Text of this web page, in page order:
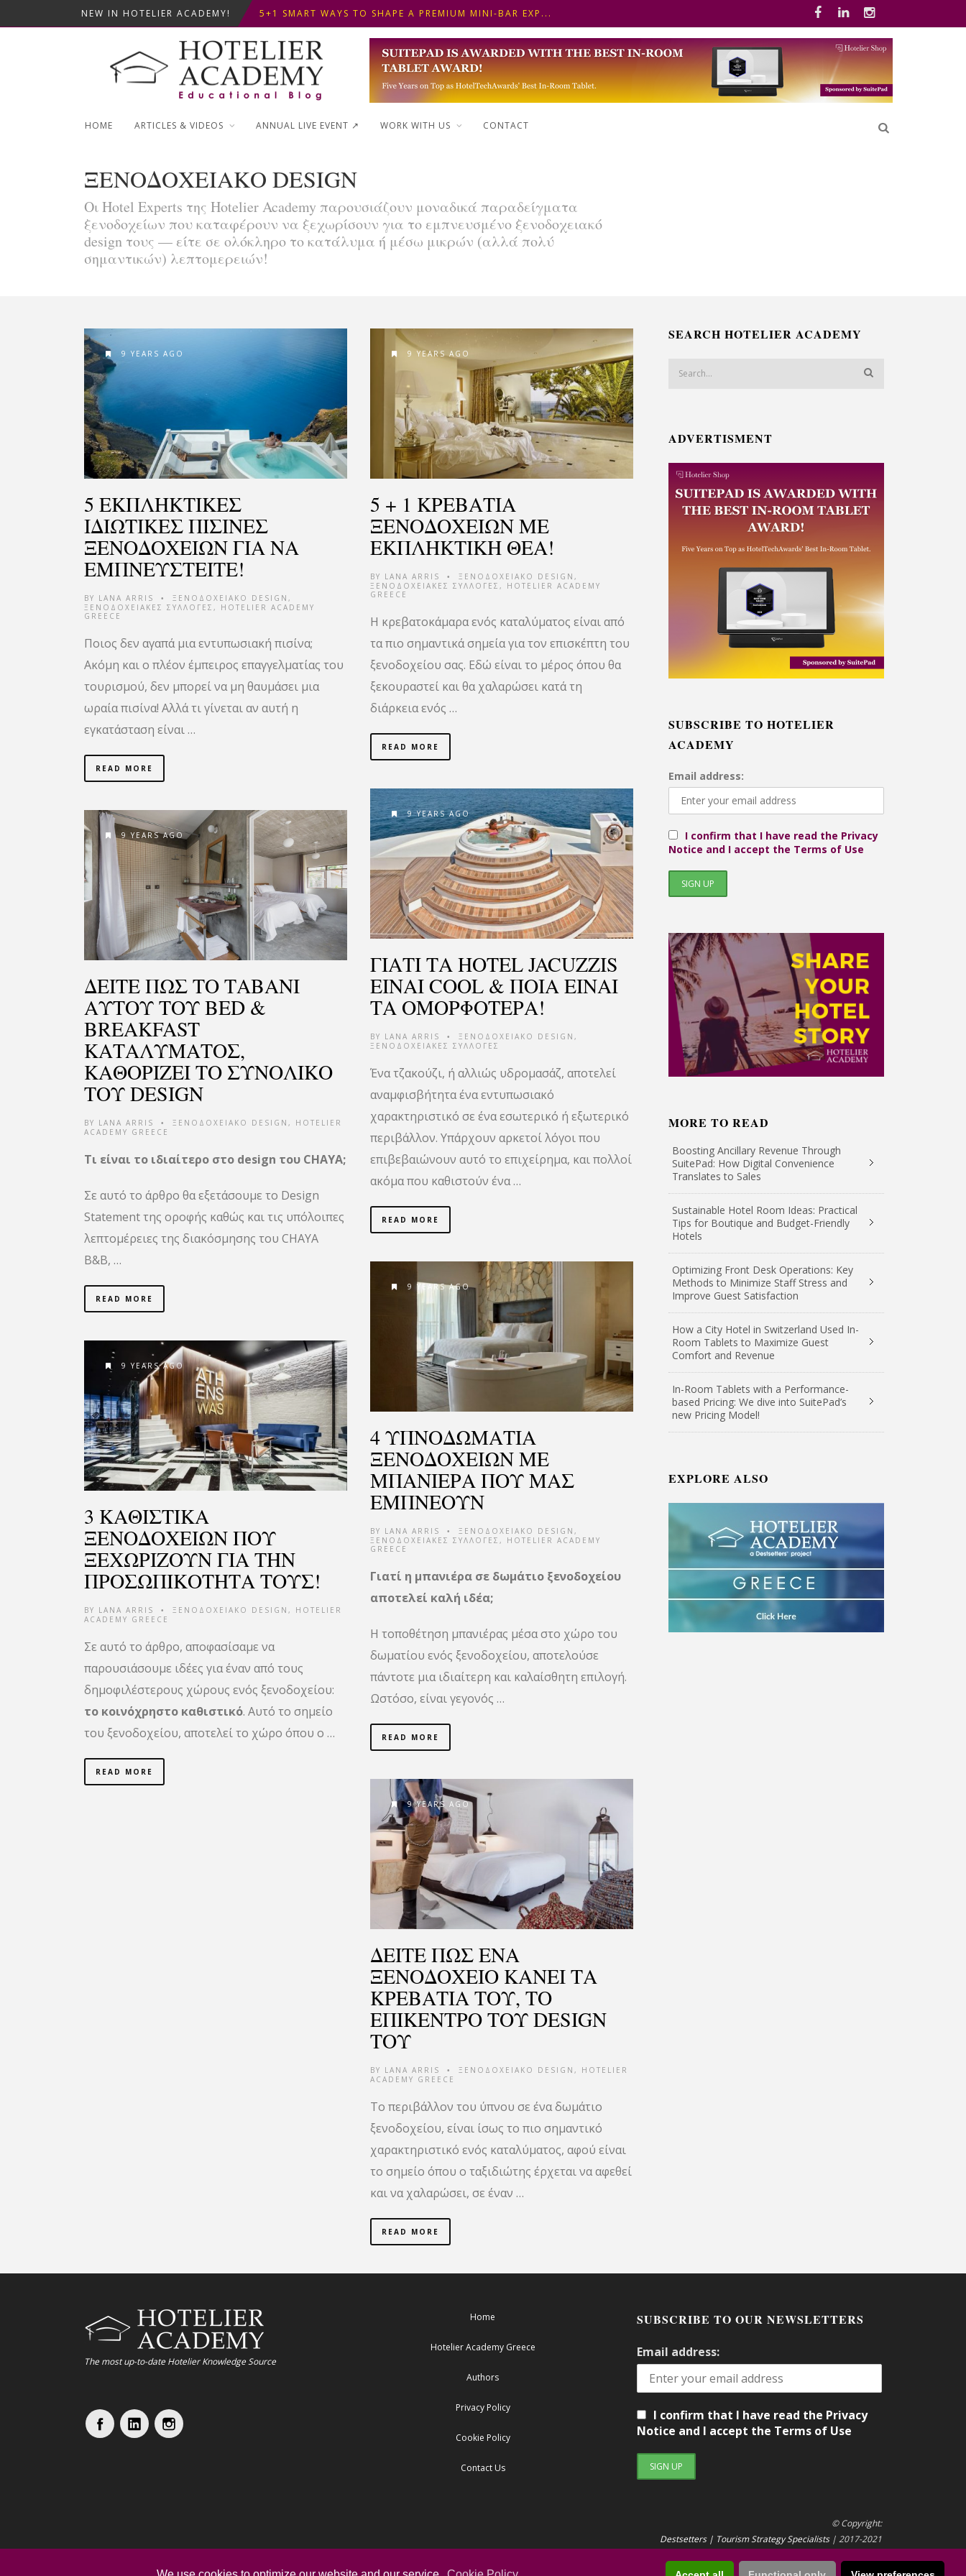
NEW IN HOTELIER ACADEMY! ΦΤΙΑΞ...
5+1 SMART WAYS TO SHAPE A PREMIUM MINI-BAR EXP...
OPTIMIZING FRONT DESK OPERATIONS: KEY METHODS ...
ΣΥΜΒΟΥΛΕΣ ΓΙΑ ΠΡΩΙΝΟ ΞΕΝΟΔΟΧΕΙΟΥ: ΠΩΣ ΝΑ
ΦΤΙΑΞ...
5+1 SMART WAYS TO SHAPE A PREMIUM MINI-BAR EXP...
HOME ARTICLES & VIDEOS ANNUAL LIVE EVENT ↗︎ WORK WITH US CONTACT
ΞΕΝΟΔΟΧΕΙΑΚΟ DESIGN
Οι Hotel Experts της Hotelier Academy παρουσιάζουν μοναδικά παραδείγματα
ξενοδοχείων που καταφέρουν να ξεχωρίσουν για το εμπνευσμένο ξενοδοχειακό
design τους — είτε σε ολόκληρο το κατάλυμα ή μέσω μικρών (αλλά πολύ
σημαντικών) λεπτομερειών!
9 YEARS AGO
5 ΕΚΠΛΗΚΤΙΚΕΣ
ΙΔΙΩΤΙΚΕΣ ΠΙΣΙΝΕΣ
ΞΕΝΟΔΟΧΕΙΩΝ ΓΙΑ ΝΑ
ΕΜΠΝΕΥΣΤΕΙΤΕ!
BY LANA ARRIS • ΞΕΝΟΔΟΧΕΙΑΚΟ DESIGN ,
ΞΕΝΟΔΟΧΕΙΑΚΕΣ ΣΥΛΛΟΓΕΣ , HOTELIER ACADEMY
GREECE
Ποιος δεν αγαπά μια εντυπωσιακή πισίνα;
Ακόμη και ο πλέον έμπειρος επαγγελματίας του
τουρισμού, δεν μπορεί να μη θαυμάσει μια
ωραία πισίνα! Αλλά τι γίνεται αν αυτή η
εγκατάσταση είναι …
READ MORE
9 YEARS AGO
5 + 1 ΚΡΕΒΑΤΙΑ
ΞΕΝΟΔΟΧΕΙΩΝ ΜΕ
ΕΚΠΛΗΚΤΙΚΗ ΘΕΑ!
BY LANA ARRIS • ΞΕΝΟΔΟΧΕΙΑΚΟ DESIGN ,
ΞΕΝΟΔΟΧΕΙΑΚΕΣ ΣΥΛΛΟΓΕΣ , HOTELIER ACADEMY
GREECE
Η κρεβατοκάμαρα ενός καταλύματος είναι από
τα πιο σημαντικά σημεία για τον επισκέπτη του
ξενοδοχείου σας. Εδώ είναι το μέρος όπου θα
ξεκουραστεί και θα χαλαρώσει κατά τη
διάρκεια ενός …
READ MORE
9 YEARS AGO
ΓΙΑΤΙ ΤΑ HOTEL JACUZZIS
ΕΙΝΑΙ COOL & ΠΟΙΑ ΕΙΝΑΙ
ΤΑ ΟΜΟΡΦΟΤΕΡΑ!
BY LANA ARRIS • ΞΕΝΟΔΟΧΕΙΑΚΟ DESIGN ,
ΞΕΝΟΔΟΧΕΙΑΚΕΣ ΣΥΛΛΟΓΕΣ
Ένα τζακούζι, ή αλλιώς υδρομασάζ, αποτελεί
αναμφισβήτητα ένα εντυπωσιακό
χαρακτηριστικό σε ένα εσωτερικό ή εξωτερικό
περιβάλλον. Υπάρχουν αρκετοί λόγοι που
επιβεβαιώνουν αυτό το επιχείρημα, και πολλοί
ακόμα που καθιστούν ένα …
READ MORE
9 YEARS AGO
ΔΕΙΤΕ ΠΩΣ ΤΟ ΤΑΒΑΝΙ
ΑΥΤΟΥ ΤΟΥ BED &
BREAKFAST
ΚΑΤΑΛΥΜΑΤΟΣ,
ΚΑΘΟΡΙΖΕΙ ΤΟ ΣΥΝΟΛΙΚΟ
ΤΟΥ DESIGN
BY LANA ARRIS • ΞΕΝΟΔΟΧΕΙΑΚΟ DESIGN , HOTELIER
ACADEMY GREECE
Τι είναι το ιδιαίτερο στο design του CHAYA;
Σε αυτό το άρθρο θα εξετάσουμε το Design
Statement της οροφής καθώς και τις υπόλοιπες
λεπτομέρειες της διακόσμησης του CHAYA
B&B, …
READ MORE
9 YEARS AGO
4 ΥΠΝΟΔΩΜΑΤΙΑ
ΞΕΝΟΔΟΧΕΙΩΝ ΜΕ
ΜΠΑΝΙΕΡΑ ΠΟΥ ΜΑΣ
ΕΜΠΝΕΟΥΝ
BY LANA ARRIS • ΞΕΝΟΔΟΧΕΙΑΚΟ DESIGN ,
ΞΕΝΟΔΟΧΕΙΑΚΕΣ ΣΥΛΛΟΓΕΣ , HOTELIER ACADEMY
GREECE
Γιατί η μπανιέρα σε δωμάτιο ξενοδοχείου
αποτελεί καλή ιδέα;
Η τοποθέτηση μπανιέρας μέσα στο χώρο του
δωματίου ενός ξενοδοχείου, αποτελούσε
πάντοτε μια ιδιαίτερη και καλαίσθητη επιλογή.
Ωστόσο, είναι γεγονός …
READ MORE
9 YEARS AGO
3 ΚΑΘΙΣΤΙΚΑ
ΞΕΝΟΔΟΧΕΙΩΝ ΠΟΥ
ΞΕΧΩΡΙΖΟΥΝ ΓΙΑ ΤΗΝ
ΠΡΟΣΩΠΙΚΟΤΗΤΑ ΤΟΥΣ!
BY LANA ARRIS • ΞΕΝΟΔΟΧΕΙΑΚΟ DESIGN , HOTELIER
ACADEMY GREECE
Σε αυτό το άρθρο, αποφασίσαμε να
παρουσιάσουμε ιδέες για έναν από τους
δημοφιλέστερους χώρους ενός ξενοδοχείου:
το κοινόχρηστο καθιστικό. Αυτό το σημείο
του ξενοδοχείου, αποτελεί το χώρο όπου ο …
READ MORE
9 YEARS AGO
ΔΕΙΤΕ ΠΩΣ ΕΝΑ
ΞΕΝΟΔΟΧΕΙΟ ΚΑΝΕΙ ΤΑ
ΚΡΕΒΑΤΙΑ ΤΟΥ, ΤΟ
ΕΠΙΚΕΝΤΡΟ ΤΟΥ DESIGN
ΤΟΥ
BY LANA ARRIS • ΞΕΝΟΔΟΧΕΙΑΚΟ DESIGN , HOTELIER
ACADEMY GREECE
Το περιβάλλον του ύπνου σε ένα δωμάτιο
ξενοδοχείου, είναι ίσως το πιο σημαντικό
χαρακτηριστικό ενός καταλύματος, αφού είναι
το σημείο όπου ο ταξιδιώτης έρχεται να αφεθεί
και να χαλαρώσει, σε έναν …
READ MORE
SEARCH HOTELIER ACADEMY
ADVERTISMENT
SUBSCRIBE TO HOTELIER
ACADEMY
Email address:
I confirm that I have read the Privacy
Notice and I accept the Terms of Use
MORE TO READ
Boosting Ancillary Revenue Through
SuitePad: How Digital Convenience
Translates to Sales
Sustainable Hotel Room Ideas: Practical
Tips for Boutique and Budget-Friendly
Hotels
Optimizing Front Desk Operations: Key
Methods to Minimize Staff Stress and
Improve Guest Satisfaction
How a City Hotel in Switzerland Used In-
Room Tablets to Maximize Guest
Comfort and Revenue
In-Room Tablets with a Performance-
based Pricing: We dive into SuitePad’s
new Pricing Model!
EXPLORE ALSO
The most up-to-date Hotelier Knowledge Source
Home
Hotelier Academy Greece
Authors
Privacy Policy
Cookie Policy
Contact Us
SUBSCRIBE TO OUR NEWSLETTERS
Email address:
I confirm that I have read the Privacy
Notice and I accept the Terms of Use
© Copyright:
Destsetters | Tourism Strategy Specialists| 2017-2021